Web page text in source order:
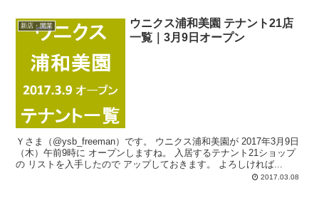
新店・開業
ウニクス浦和美園 テナント21店
一覧｜3月9日オープン
Ｙさま（@ysb_freeman）です。 ウニクス浦和美園が 2017年3月9日
（木）午前9時に オープンしますね。 入居するテナント21ショップ
の リストを入手したので アップしておきます。 よろしければ...
2017.03.08